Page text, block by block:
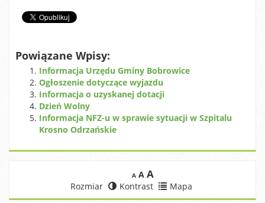
Powiązane Wpisy:
Informacja Urzędu Gminy Bobrowice
Ogłoszenie dotyczące wyjazdu
Informacja o uzyskanej dotacji
Dzień Wolny
Informacja NFZ-u w sprawie sytuacji w Szpitalu
Krosno Odrzańskie
A A A
Rozmiar Kontrast Mapa